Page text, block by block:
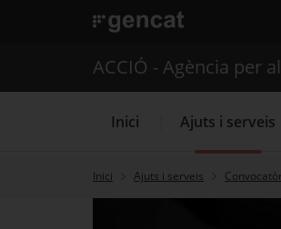
. Obre en una nova finestra.
ACCIÓ - Agència per
Inici Ajuts i serveis
Inici Ajuts i serveis